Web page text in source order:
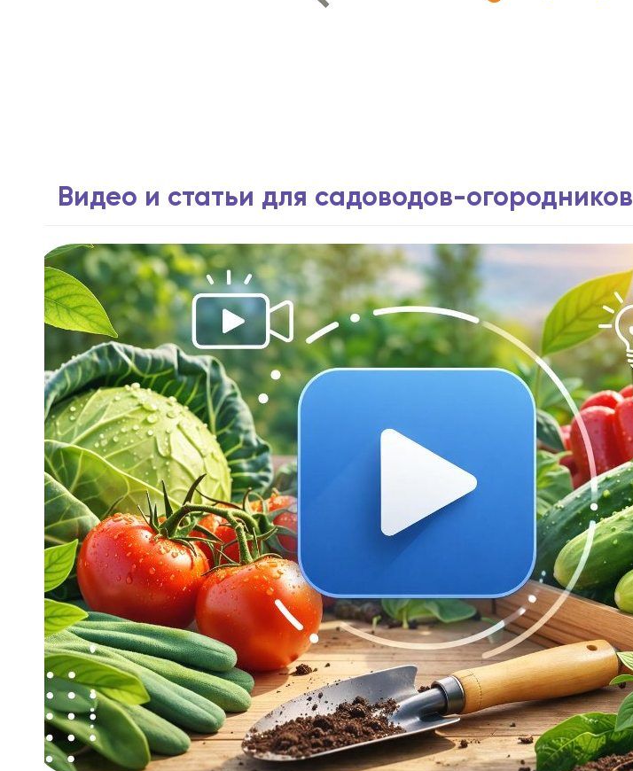
Видео и статьи для садоводов-огородников